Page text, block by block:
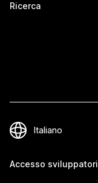
Ricerca
Accesso sviluppatori